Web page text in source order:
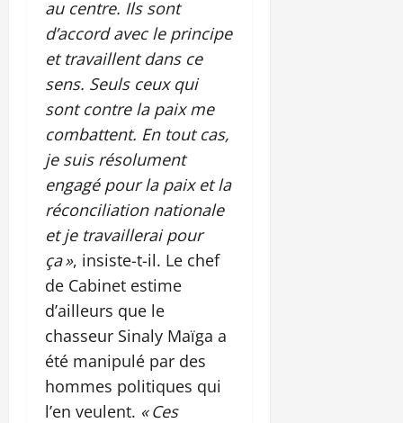
au centre. Ils sont
d’accord avec le principe
et travaillent dans ce
sens. Seuls ceux qui
sont contre la paix me
combattent. En tout cas,
je suis résolument
engagé pour la paix et la
réconciliation nationale
et je travaillerai pour
ça », insiste-t-il. Le chef
de Cabinet estime
d’ailleurs que le
chasseur Sinaly Maïga a
été manipulé par des
hommes politiques qui
l’en veulent. « Ces